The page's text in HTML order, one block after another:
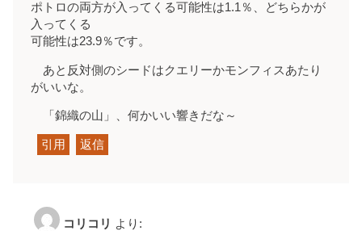
ポトロの両方が入ってくる可能性は1.1％、どちらかが
入ってくる
可能性は23.9％です。
あと反対側のシードはクエリーかモンフィスあたり
がいいな。
「錦織の山」、何かいい響きだな～
引用 返信
コリコリ より: